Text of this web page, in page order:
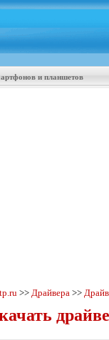
и планшетов
>> Драйвера >>